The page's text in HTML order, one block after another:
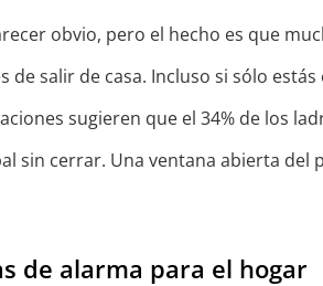
obvio, pero el hecho es que
de salir de casa. Incluso si sólo
sugieren que el 34% de los
sin cerrar. Una ventana abierta del
de alarma para el hogar